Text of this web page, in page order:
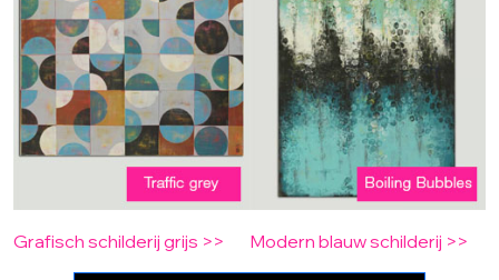
Grafisch schilderij grijs >> Modern blauw schilderij >>